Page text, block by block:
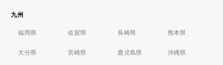
九州
福岡県 佐賀県 長崎県 熊本県
大分県 宮崎県 鹿児島県 沖縄県